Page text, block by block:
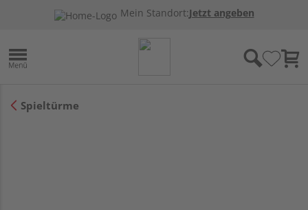
Mein Standort:Jetzt angeben
Spieltürme